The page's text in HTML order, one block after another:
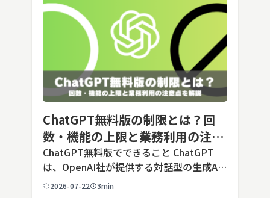
ChatGPT無料版の制限とは？回
数・機能の上限と業務利用の注意
点を解説【2026年最新】
ChatGPT無料版でできること ChatGPT
は、OpenAI社が提供する対話型の生成AI
サービスです。アカウントを登録すれば無
2026-07-22 3min